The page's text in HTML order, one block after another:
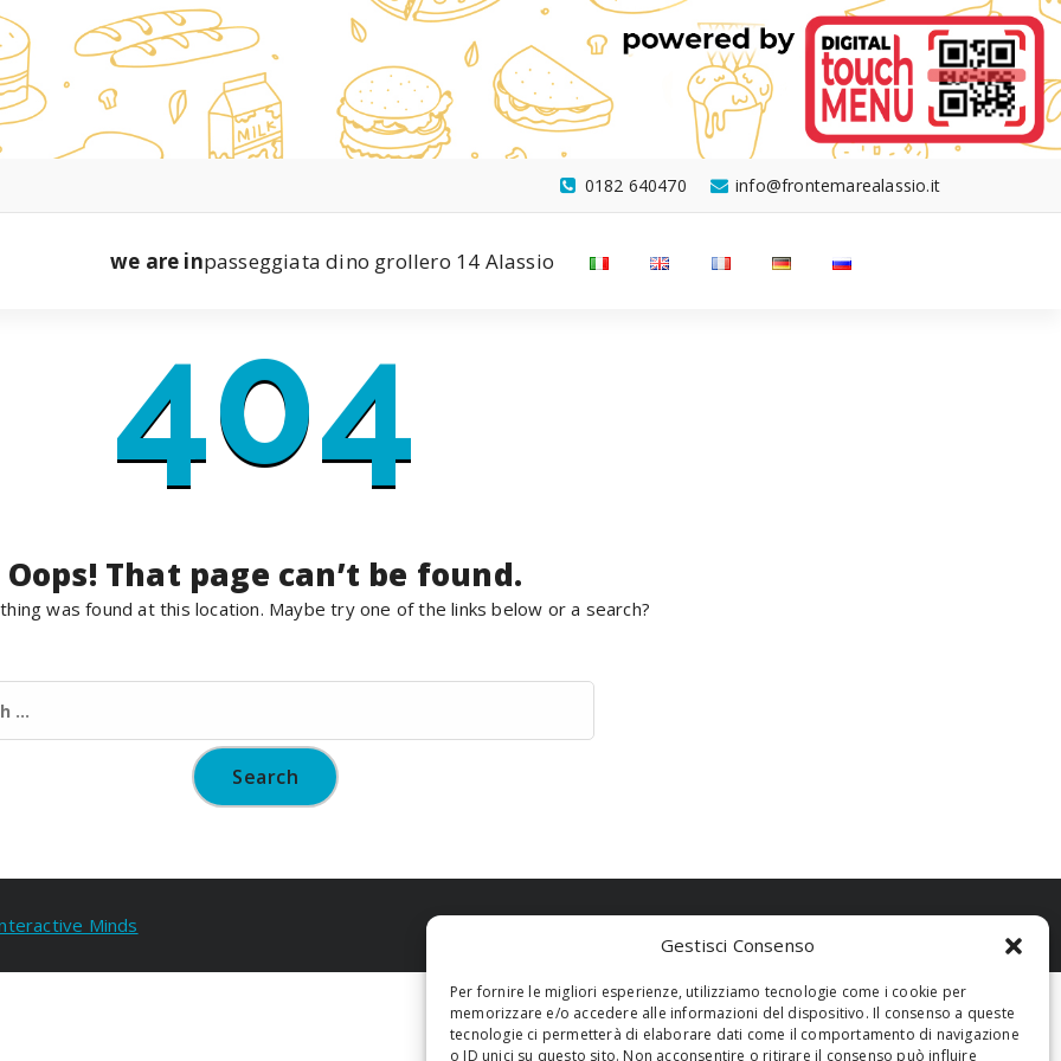
Gestisci Consenso
Per fornire le migliori esperienze, utilizziamo tecnologie come i cookie per
memorizzare e/o accedere alle informazioni del dispositivo. Il consenso a queste
tecnologie ci permetterà di elaborare dati come il comportamento di navigazione
o ID unici su questo sito. Non acconsentire o ritirare il consenso può influire
info@frontemarealassio.it
0182 640470
we are inpasseggiata dino grollero 14 Alassio
404
Oops! That page can’t be found.
was found at this location. Maybe try one of the links below or a search?
Minds